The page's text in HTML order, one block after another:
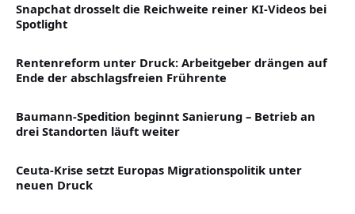
Snapchat drosselt die Reichweite reiner KI-Videos bei
Spotlight
Rentenreform unter Druck: Arbeitgeber drängen auf
Ende der abschlagsfreien Frührente
Baumann-Spedition beginnt Sanierung – Betrieb an
drei Standorten läuft weiter
Ceuta-Krise setzt Europas Migrationspolitik unter
neuen Druck